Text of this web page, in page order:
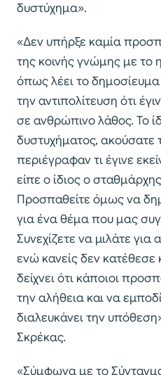
δυστύχημα».
«Δεν υπήρξε καμία
της κοινής γνώμης με το
όπως λέει το
την αντιπολίτευση ότι
σε ανθρώπινο λάθος. Το
δυστυχήματος, ακούσατε
περιέγραφαν τι έγινε
είπε ο ίδιος ο
Προσπαθείτε όμως να
για ένα θέμα που μας
Συνεχίζετε να μιλάτε
ενώ κανείς δεν κατέθεσε
δείχνει ότι κάποιοι
την αλήθεια και να
διαλευκάνει την
Σκρέκας.
«Σύμφωνα με το